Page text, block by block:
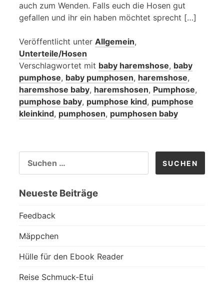
auch zum Wenden. Falls euch die Hosen gut
gefallen und ihr ein haben möchtet sprecht […]
Veröffentlicht unter Allgemein,
Unterteile/Hosen
Verschlagwortet mit baby haremshose, baby
pumphose, baby pumphosen, haremshose,
haremshose baby, haremshosen, Pumphose,
pumphose baby, pumphose kind, pumphose
kleinkind, pumphosen, pumphosen baby
NACH:
Neueste Beiträge
Feedback
Mäppchen
Hülle für den Ebook Reader
Reise Schmuck-Etui